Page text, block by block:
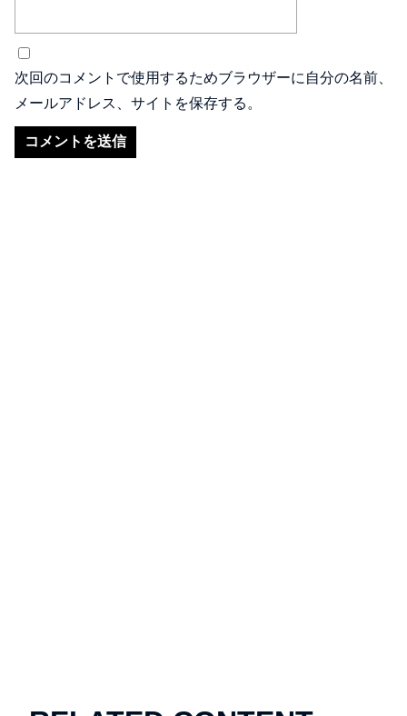
次回のコメントで使用するためブラウザーに自分の名前、
メールアドレス、サイトを保存する。